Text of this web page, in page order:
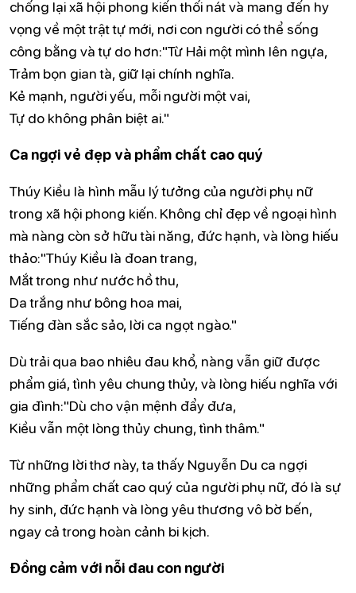
chống lại xã hội phong kiến thối nát và mang đến hy
vọng về một trật tự mới, nơi con người có thể sống
công bằng và tự do hơn:"Từ Hải một mình lên ngựa,
Trảm bọn gian tà, giữ lại chính nghĩa.
Kẻ mạnh, người yếu, mỗi người một vai,
Tự do không phân biệt ai."
Ca ngợi vẻ đẹp và phẩm chất cao quý
Thúy Kiều là hình mẫu lý tưởng của người phụ nữ
trong xã hội phong kiến. Không chỉ đẹp về ngoại hình
mà nàng còn sở hữu tài năng, đức hạnh, và lòng hiếu
thảo:"Thúy Kiều là đoan trang,
Mắt trong như nước hồ thu,
Da trắng như bông hoa mai,
Tiếng đàn sắc sảo, lời ca ngọt ngào."
Dù trải qua bao nhiêu đau khổ, nàng vẫn giữ được
phẩm giá, tình yêu chung thủy, và lòng hiếu nghĩa với
gia đình:"Dù cho vận mệnh đẩy đưa,
Kiều vẫn một lòng thủy chung, tình thâm."
Từ những lời thơ này, ta thấy Nguyễn Du ca ngợi
những phẩm chất cao quý của người phụ nữ, đó là sự
hy sinh, đức hạnh và lòng yêu thương vô bờ bến,
ngay cả trong hoàn cảnh bi kịch.
Đồng cảm với nỗi đau con người